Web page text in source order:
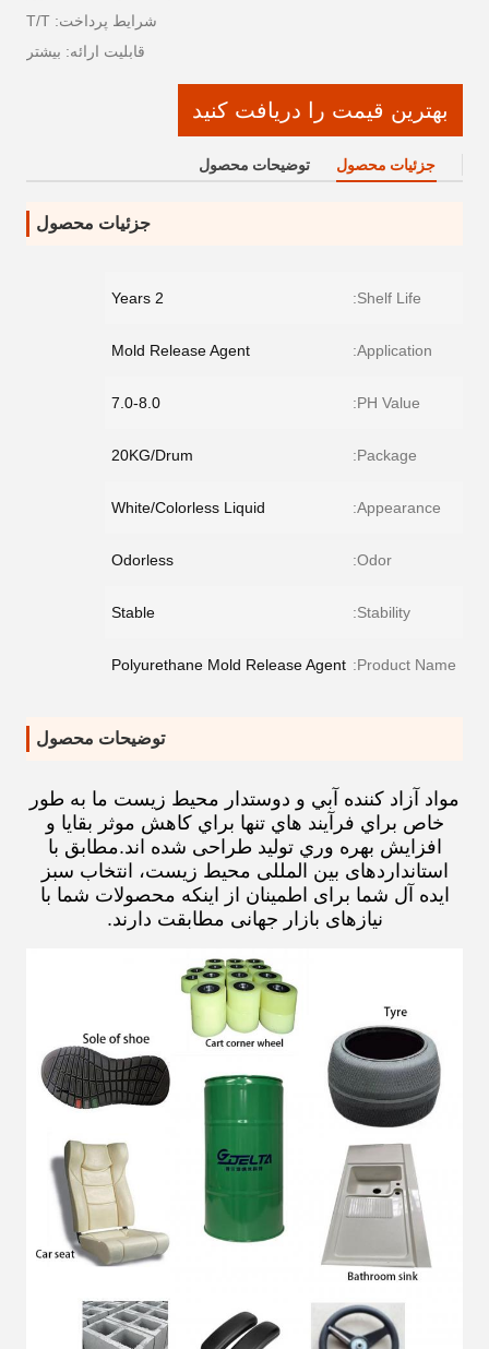
شرایط پرداخت: T/T
قابلیت ارائه: بیشتر
بهترین قیمت را دریافت کنید
جزئیات محصول توضیحات محصول
جزئیات محصول
Shelf Life:
2 Years
Application:
Mold Release Agent
PH Value:
7.0-8.0
Package:
20KG/Drum
Appearance:
White/Colorless Liquid
Odor:
Odorless
Stability:
Stable
Product Name:
Polyurethane Mold Release Agent
توضیحات محصول
مواد آزاد کننده آبي و دوستدار محیط زیست ما به طور
خاص براي فرآيند هاي تنها براي کاهش موثر بقايا و
افزایش بهره وري توليد طراحی شده اند.مطابق با
استانداردهای بین المللی محیط زیست، انتخاب سبز
ایده آل شما برای اطمینان از اینکه محصولات شما با
نیازهای بازار جهانی مطابقت دارند.